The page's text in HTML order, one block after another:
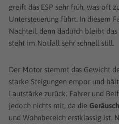
greift das ESP sehr früh, was oft
Untersteuerung führt. In diesem
Nachteil, denn dadurch bleibt
steht im Notfall sehr schnell still.
Der Motor stemmt das Gewicht
starke Steigungen empor und
Lautstärke zurück. Fahrer und
jedoch nichts mit, da die
und Wohnbereich erstklassig ist.